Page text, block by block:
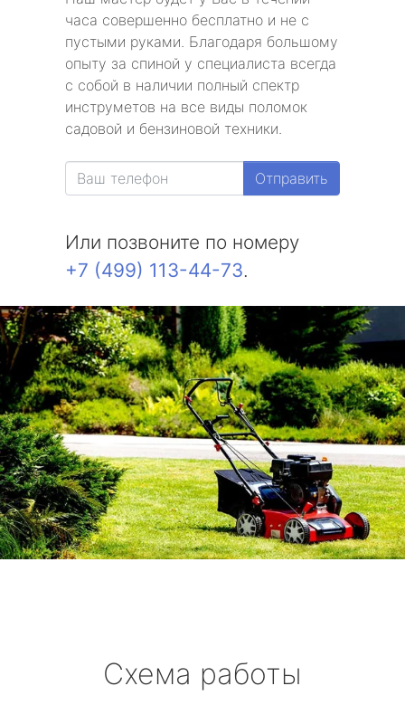
часа совершенно бесплатно и не с
пустыми руками. Благодаря большому
опыту за спиной у специалиста всегда
с собой в наличии полный спектр
инструметов на все виды поломок
садовой и бензиновой техники.
Отправить
Или позвоните по номеру
+7 (499) 113-44-73.
Схема работы